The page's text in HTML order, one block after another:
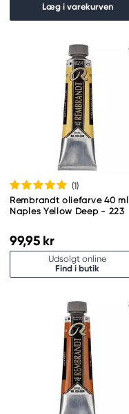
Læg i varekurven
(1)
Rembrandt oliefarve 40 ml
Naples Yellow Deep - 223
99,95 kr
Udsolgt online
Find i butik